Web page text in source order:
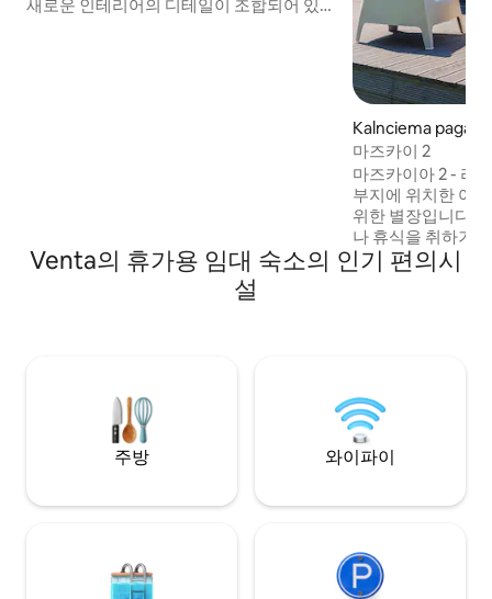
새로운 인테리어의 디테일이 조합되어 있
Kalnciema
마즈카이 2
마즈카이아 2 - 리
부지에 위치한 여
위한 별장입니다.
나 휴식을 취하기
라, 옐가바 또는 리
리에 있습니다. 5헥타르의 폐쇄된 구역에 3
Venta의 휴가용 임대 숙소의 인기 편의시
설
주방 와이파이